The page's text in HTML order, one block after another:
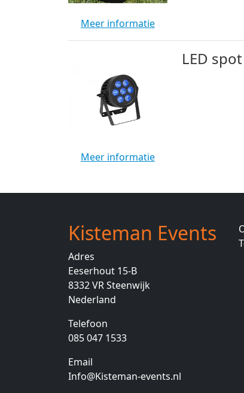
Meer informatie
Meer informatie
LED
Kisteman Events
Adres
Eeserhout 15-B
8332 VRSteenwijk
Nederland
Telefoon
085 047 1533
Email
Info@Kisteman-events.nl